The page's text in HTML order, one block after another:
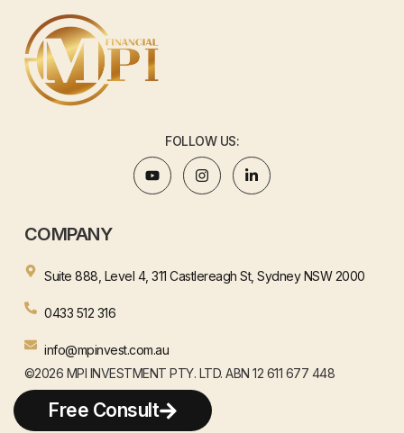
FOLLOW US:
COMPANY
Suite 888, Level 4, 311 Castlereagh St, Sydney NSW 2000
0433 512 316
info@mpinvest.com.au
©2026 MPI INVESTMENT PTY. LTD. ABN 12 611 677 448
WEBSITE BY HENJAY
Free Consult